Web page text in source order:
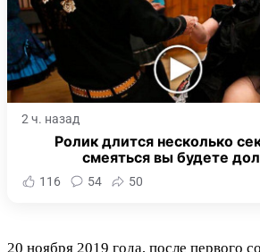
2 ч. назад
Ролик длится несколько
смеяться вы будете
116 54 50
20 ноября 2019 года, после первого